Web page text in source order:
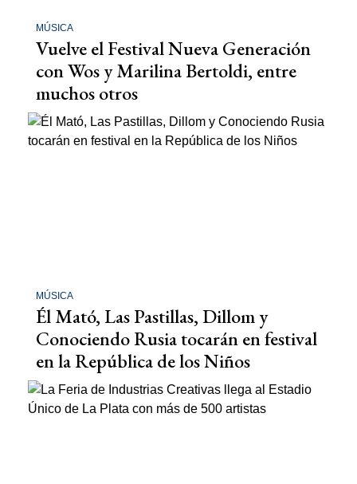
MÚSICA
Vuelve el Festival Nueva Generación
con Wos y Marilina Bertoldi, entre
muchos otros
MÚSICA
Él Mató, Las Pastillas, Dillom y
Conociendo Rusia tocarán en festival
en la República de los Niños